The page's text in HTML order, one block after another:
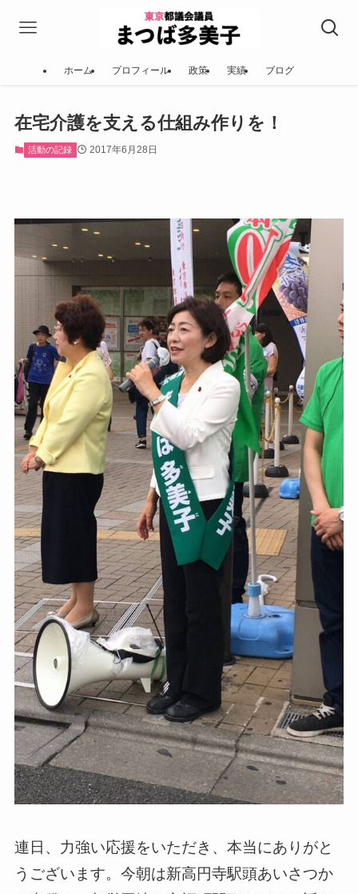
ホーム プロフィール 政策 実績 ブログ
在宅介護を支える仕組み作りを！
活動の記録 2017年6月28日
連日、力強い応援をいただき、本当にありがと
うございます。今朝は新高円寺駅頭あいさつか